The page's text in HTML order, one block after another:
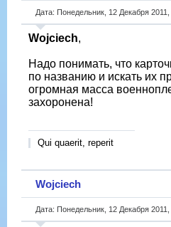
Дата: Понедельник, 12 Декабря
Wojciech,
Надо понимать, что
по названию и искать их
огромная масса
захоронена!
Qui quaerit, reperit
Wojciech
Дата: Понедельник, 12 Декабря